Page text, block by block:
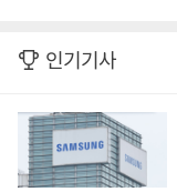
인기기사